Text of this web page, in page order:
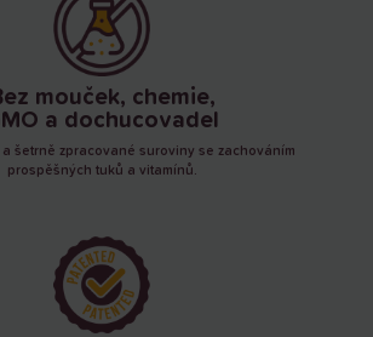
mouček, chemie,
a dochucovadel
a šetrně zpracované suroviny se zachováním
prospěšných tuků a vitamínů.